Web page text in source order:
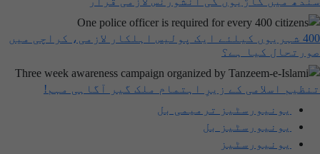
400 شہریوں کیلئے ایک پولیس اہلکار لازمی، کراچی میں
کیا ہے؟
اسلامی کے زیرِ اہتمام ملک گیر آگاہی مہم!
یونیورسٹیز ترمیمی بل
یونیورسٹیز بل
یونیورسٹیز